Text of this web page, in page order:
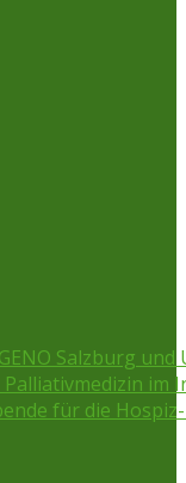
Salzburg und
im
für die